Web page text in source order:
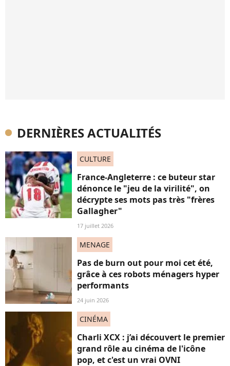
DERNIÈRES ACTUALITÉS
CULTURE
France-Angleterre : ce buteur star
dénonce le "jeu de la virilité", on
décrypte ses mots pas très "frères
Gallagher"
17 juillet 2026
MENAGE
Pas de burn out pour moi cet été,
grâce à ces robots ménagers hyper
performants
24 juin 2026
CINÉMA
Charli XCX : j’ai découvert le premier
grand rôle au cinéma de l'icône
pop, et c'est un vrai OVNI